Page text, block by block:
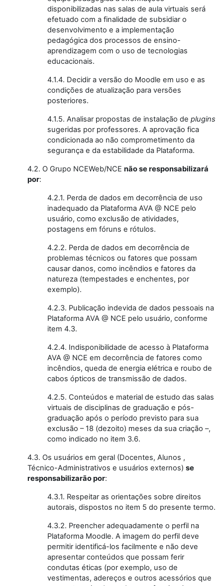
disponibilizadas nas salas de aula virtuais será
efetuado com a finalidade de subsidiar o
desenvolvimento e a implementação
pedagógica dos processos de ensino-
aprendizagem com o uso de tecnologias
educacionais.
4.1.4. Decidir a versão do Moodle em uso e as
condições de atualização para versões
posteriores.
4.1.5. Analisar propostas de instalação de plugins
sugeridas por professores. A aprovação fica
condicionada ao não comprometimento da
segurança e da estabilidade da Plataforma.
4.2. O Grupo NCEWeb/NCE não se responsabilizará
por:
4.2.1. Perda de dados em decorrência de uso
inadequado da Plataforma AVA @ NCE pelo
usuário, como exclusão de atividades,
postagens em fóruns e rótulos.
4.2.2. Perda de dados em decorrência de
problemas técnicos ou fatores que possam
causar danos, como incêndios e fatores da
natureza (tempestades e enchentes, por
exemplo).
4.2.3. Publicação indevida de dados pessoais na
Plataforma AVA @ NCE pelo usuário, conforme
item 4.3.
4.2.4. Indisponibilidade de acesso à Plataforma
AVA @ NCE em decorrência de fatores como
incêndios, queda de energia elétrica e roubo de
cabos ópticos de transmissão de dados.
4.2.5. Conteúdos e material de estudo das salas
virtuais de disciplinas de graduação e pós-
graduação após o período previsto para sua
exclusão – 18 (dezoito) meses da sua criação –,
como indicado no item 3.6.
4.3. Os usuários em geral (Docentes, Alunos ,
Técnico-Administrativos e usuários externos) se
responsabilizarão por:
4.3.1. Respeitar as orientações sobre direitos
autorais, dispostos no item 5 do presente termo.
4.3.2. Preencher adequadamente o perfil na
Plataforma Moodle. A imagem do perfil deve
permitir identificá-los facilmente e não deve
apresentar conteúdos que possam ferir
condutas éticas (por exemplo, uso de
vestimentas, adereços e outros acessórios que